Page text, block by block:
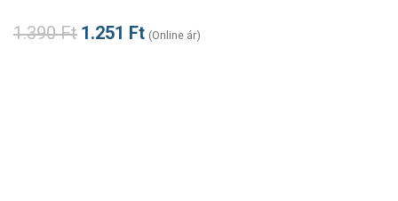
1.390Ft 1.251 Ft (Online ár)